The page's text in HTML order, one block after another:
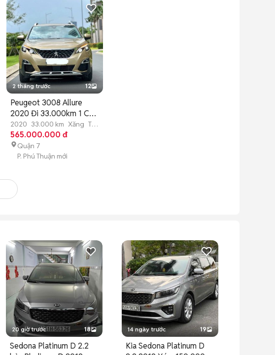
2 tháng trước 12
Peugeot 3008 Allure
2020 Đi 33.000km 1 Chủ
Cực Đẹp
2020 33.000 km Xăng Tự
động
565.000.000 đ
Quận 7
P. Phú Thuận mới
20 giờ trước 18
Sedona Platinum D 2.2
14 ngày trước 19
Kia Sedona Platinum D